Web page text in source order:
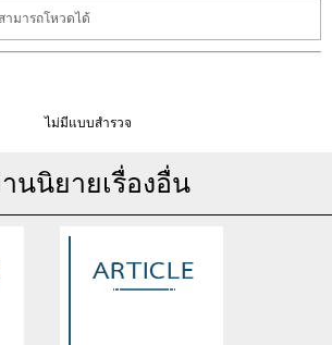
ามารถโหวดได้
ไม่มีแบบสำรวจ
นนิยายเรื่องอื่น